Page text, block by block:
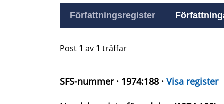
Författningsregister
Post 1 av 1 träffar
SFS-nummer · 1974:188 · Visa register